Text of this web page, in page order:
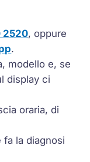
2520, oppure
.
modello e, se
display ci
oraria, di
fa la diagnosi